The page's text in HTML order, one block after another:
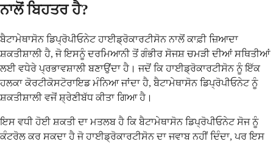
ਨਾਲੋਂ ਬਿਹਤਰ ਹੈ?
ਬੈਟਾਮੇਥਾਸੋਨ ਡਿਪ੍ਰੋਪੀਓਨੇਟ ਹਾਈਡ੍ਰੋਕਾਰਟੀਸੋਨ ਨਾਲੋਂ ਕਾਫ਼ੀ ਜ਼ਿਆਦਾ
ਸ਼ਕਤੀਸ਼ਾਲੀ ਹੈ, ਜੋ ਇਸਨੂੰ ਦਰਮਿਆਨੀ ਤੋਂ ਗੰਭੀਰ ਸੋਜਸ਼ ਚਮੜੀ ਦੀਆਂ ਸਥਿਤੀਆਂ
ਲਈ ਵਧੇਰੇ ਪ੍ਰਭਾਵਸ਼ਾਲੀ ਬਣਾਉਂਦਾ ਹੈ। ਜਦੋਂ ਕਿ ਹਾਈਡ੍ਰੋਕਾਰਟੀਸੋਨ ਨੂੰ ਇੱਕ
ਹਲਕਾ ਕੋਰਟੀਕੋਸਟੋਰਾਇਡ ਮੰਨਿਆ ਜਾਂਦਾ ਹੈ, ਬੈਟਾਮੇਥਾਸੋਨ ਡਿਪ੍ਰੋਪੀਓਨੇਟ ਨੂੰ
ਸ਼ਕਤੀਸ਼ਾਲੀ ਵਜੋਂ ਸ਼੍ਰੇਣੀਬੱਧ ਕੀਤਾ ਗਿਆ ਹੈ।
ਇਸ ਵਧੀ ਹੋਈ ਸ਼ਕਤੀ ਦਾ ਮਤਲਬ ਹੈ ਕਿ ਬੈਟਾਮੇਥਾਸੋਨ ਡਿਪ੍ਰੋਪੀਓਨੇਟ ਸੋਜ ਨੂੰ
ਕੰਟਰੋਲ ਕਰ ਸਕਦਾ ਹੈ ਜੋ ਹਾਈਡ੍ਰੋਕਾਰਟੀਸੋਨ ਦਾ ਜਵਾਬ ਨਹੀਂ ਦਿੰਦਾ, ਪਰ ਇਸ